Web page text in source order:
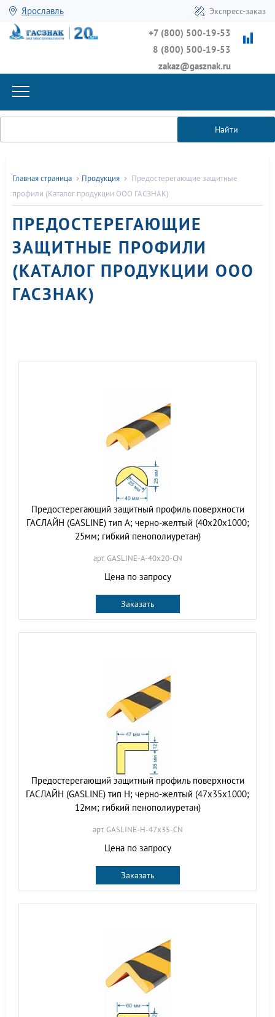
Ярославль Экспресс-заказ
+7 (800) 500-19-53
8 (800) 500-19-53
zakaz@gasznak.ru
Найти
Главная страница Продукция
Предостерегающие защитные
профили (Каталог продукции ООО ГАСЗНАК)
ПРЕДОСТЕРЕГАЮЩИЕ
ЗАЩИТНЫЕ ПРОФИЛИ
(КАТАЛОГ ПРОДУКЦИИ ООО
ГАСЗНАК)
Предостерегающий защитный профиль поверхности
ГАСЛАЙН (GASLINE) тип А; черно-желтый (40х20х1000;
25мм; гибкий пенополиуретан)
арт. GASLINE-A-40х20-CN
Цена по запросу
Заказать
Предостерегающий защитный профиль поверхности
ГАСЛАЙН (GASLINE) тип Н; черно-желтый (47х35х1000;
12мм; гибкий пенополиуретан)
арт. GASLINE-H-47х35-CN
Цена по запросу
Заказать